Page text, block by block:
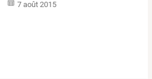
7 août 2015